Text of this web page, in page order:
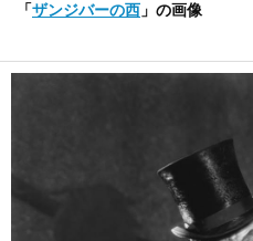
「ザンジバーの西 」の画像